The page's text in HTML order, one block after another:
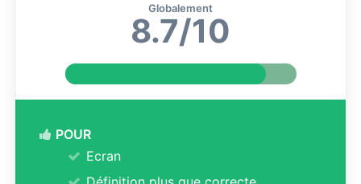
Globalement
8.7/10
POUR
Ecran